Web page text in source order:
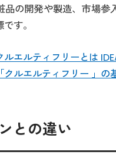
品の開発や製造、市場
す。
ルエルティフリーとは
「クルエルティフリー 」
との違い